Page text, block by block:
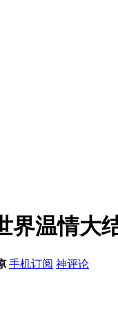
界温情大
手机订阅 神评论